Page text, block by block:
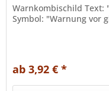
Warnkombischild Text:
Symbol: "Warnung vor
ab 3,92 € *